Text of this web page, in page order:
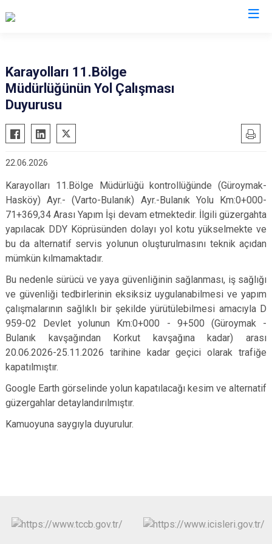
Karayolları 11.Bölge
Müdürlüğünün Yol Çalışması
Duyurusu
22.06.2026
Karayolları 11.Bölge Müdürlüğü kontrollüğünde (Güroymak-
Hasköy) Ayr.- (Varto-Bulanık) Ayr.-Bulanık Yolu Km:0+000-
71+369,34 Arası Yapım İşi devam etmektedir. İlgili güzergahta
yapılacak DDY Köprüsünden dolayı yol kotu yükselmekte ve
bu da alternatif servis yolunun oluşturulmasını teknik açıdan
mümkün kılmamaktadır.
Bu nedenle sürücü ve yaya güvenliğinin sağlanması, iş sağlığı
ve güvenliği tedbirlerinin eksiksiz uygulanabilmesi ve yapım
çalışmalarının sağlıklı bir şekilde yürütülebilmesi amacıyla D
959-02 Devlet yolunun Km:0+000 - 9+500 (Güroymak -
Bulanık kavşağından Korkut kavşağına kadar) arası
20.06.2026-25.11.2026 tarihine kadar geçici olarak trafiğe
kapatılmıştır.
Google Earth görselinde yolun kapatılacağı kesim ve alternatif
güzergahlar detaylandırılmıştır.
Kamuoyuna saygıyla duyurulur.